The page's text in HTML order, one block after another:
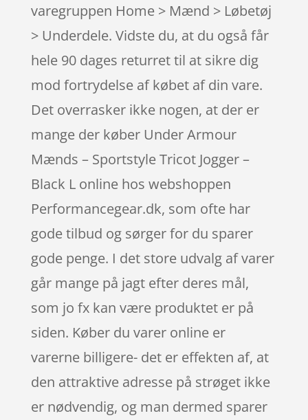
varegruppen Home > Mænd > Løbetøj
> Underdele. Vidste du, at du også får
hele 90 dages returret til at sikre dig
mod fortrydelse af købet af din vare.
Det overrasker ikke nogen, at der er
mange der køber Under Armour
Mænds – Sportstyle Tricot Jogger –
Black L online hos webshoppen
Performancegear.dk, som ofte har
gode tilbud og sørger for du sparer
gode penge. I det store udvalg af varer
går mange på jagt efter deres mål,
som jo fx kan være produktet er på
siden. Køber du varer online er
varerne billigere- det er effekten af, at
den attraktive adresse på strøget ikke
er nødvendig, og man dermed sparer